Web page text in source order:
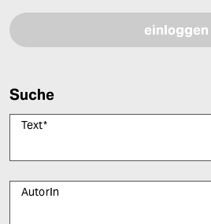
Suche
Text*
AutorIn